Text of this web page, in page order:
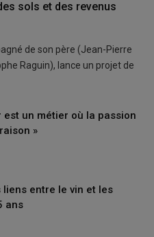
sols et des revenus
de son père (Jean-Pierre
Raguin), lance un projet de
est un métier où la passion
»
liens entre le vin et les
ans